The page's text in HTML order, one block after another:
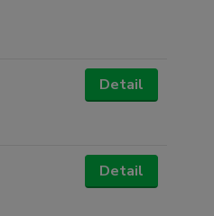
Detail
Detail